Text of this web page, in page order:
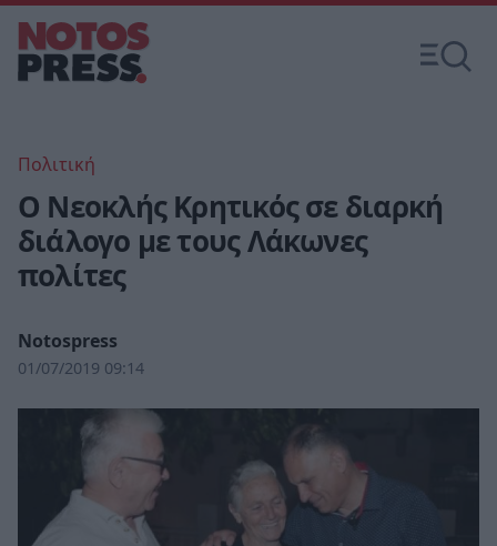
Πολιτική
Ο Νεοκλής Κρητικός σε διαρκή
διάλογο με τους Λάκωνες
πολίτες
Notospress
01/07/2019 09:14